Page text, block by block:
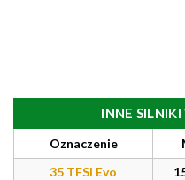
INNE
Oznaczenie
35 TFSI Evo